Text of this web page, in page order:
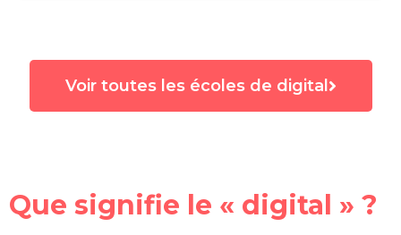
Voir toutes les écoles de digital
Que signifie le « digital » ?